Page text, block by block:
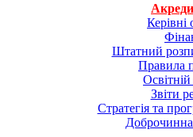
Керівні
Штатний
Правила
Звіти
Стратегія та
Доброчинна